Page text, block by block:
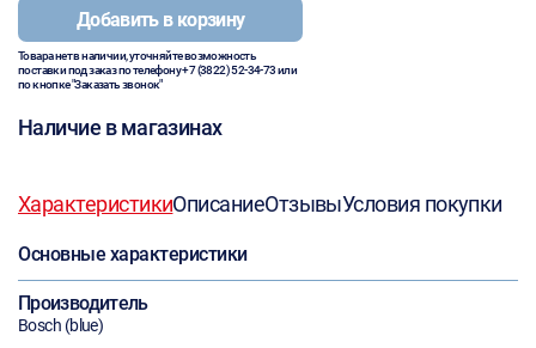
Добавить в корзину
Товара нет в наличии, уточняйте возможность
поставки под заказ по телефону+7 (3822) 52-34-73или
по кнопке "Заказать звонок"
Наличие в магазинах
ХарактеристикиОписаниеОтзывыУсловия покупки
Основные характеристики
Производитель
Bosch (blue)